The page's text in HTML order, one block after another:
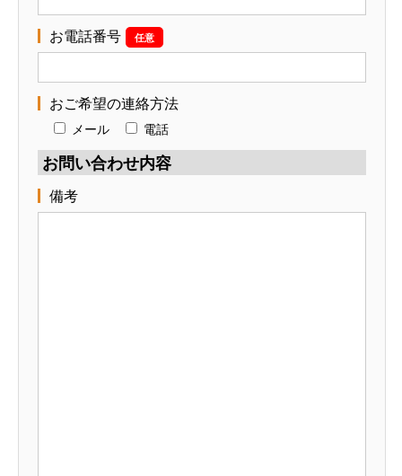
お電話番号 任意
おご希望の連絡方法
メール 電話
お問い合わせ内容
備考